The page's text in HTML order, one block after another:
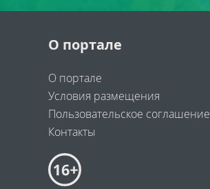
О портале
О портале
Условия размещения
Пользовательское соглашение
Контакты